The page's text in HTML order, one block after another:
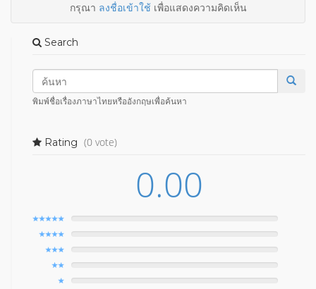
กรุณา ลงชื่อเข้าใช้เพื่อแสดงความคิดเห็น
Search
พิมพ์ชื่อเรื่องภาษาไทยหรืออังกฤษเพื่อค้นหา
Rating (0 vote)
0.00